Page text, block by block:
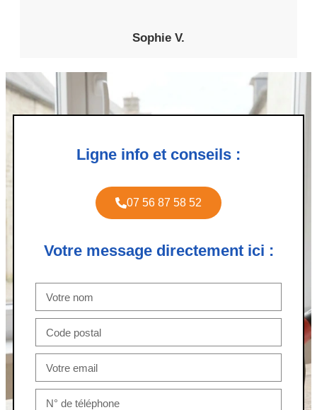
Sophie V.
Ligne info et conseils :
07 56 87 58 52
Votre message directement ici :